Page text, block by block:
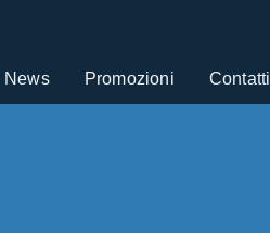
News Promozioni Contatti